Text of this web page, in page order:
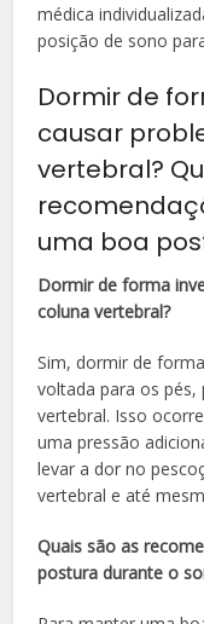
médica
posição de sono
Dormir de
causar
vertebral?
uma boa
Dormir de forma
coluna vertebral?
Sim, dormir de
voltada para os pés,
vertebral. Isso
uma pressão
levar a dor no
vertebral e até
Quais são as
postura durante o